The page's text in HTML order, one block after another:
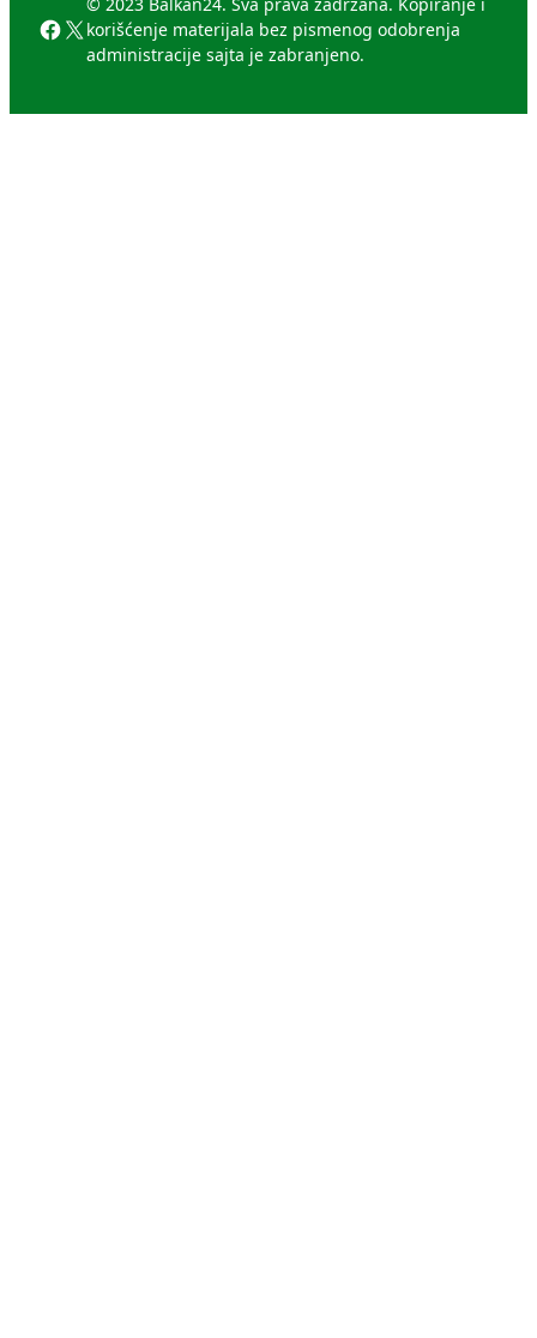
Facebook
X korišćenje materijala bez pismenog odobrenja
administracije sajta je zabranjeno.